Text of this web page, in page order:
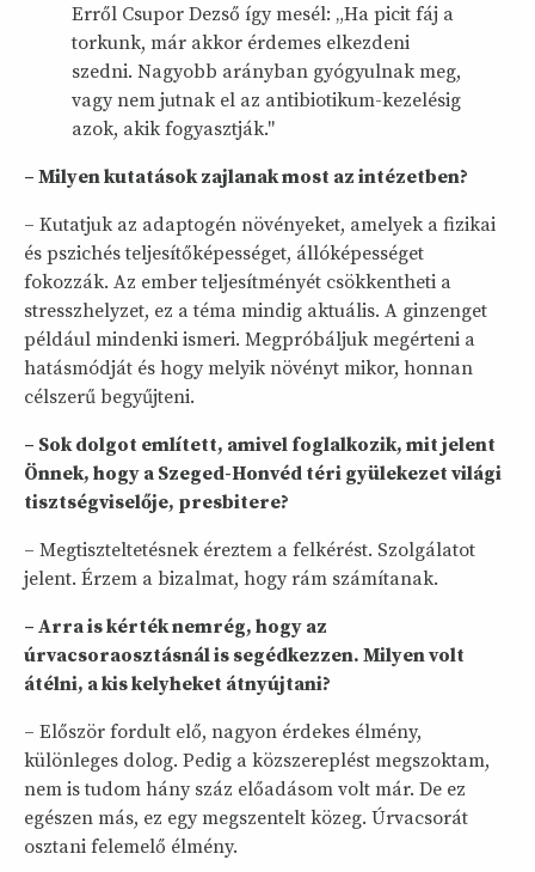
Erről Csupor Dezső így mesél: „Ha picit fáj a
torkunk, már akkor érdemes elkezdeni
szedni. Nagyobb arányban gyógyulnak meg,
vagy nem jutnak el az antibiotikum-kezelésig
azok, akik fogyasztják."
– Milyen kutatások zajlanak most az intézetben?
– Kutatjuk az adaptogén növényeket, amelyek a fizikai
és pszichés teljesítőképességet, állóképességet
fokozzák. Az ember teljesítményét csökkentheti a
stresszhelyzet, ez a téma mindig aktuális. A ginzenget
például mindenki ismeri. Megpróbáljuk megérteni a
hatásmódját és hogy melyik növényt mikor, honnan
célszerű begyűjteni.
– Sok dolgot említett, amivel foglalkozik, mit jelent
Önnek, hogy a Szeged-Honvéd téri gyülekezet világi
tisztségviselője, presbitere?
– Megtiszteltetésnek éreztem a felkérést. Szolgálatot
jelent. Érzem a bizalmat, hogy rám számítanak.
– Arra is kérték nemrég, hogy az
úrvacsoraosztásnál is segédkezzen. Milyen volt
átélni, a kis kelyheket átnyújtani?
– Először fordult elő, nagyon érdekes élmény,
különleges dolog. Pedig a közszereplést megszoktam,
nem is tudom hány száz előadásom volt már. De ez
egészen más, ez egy megszentelt közeg. Úrvacsorát
osztani felemelő élmény.